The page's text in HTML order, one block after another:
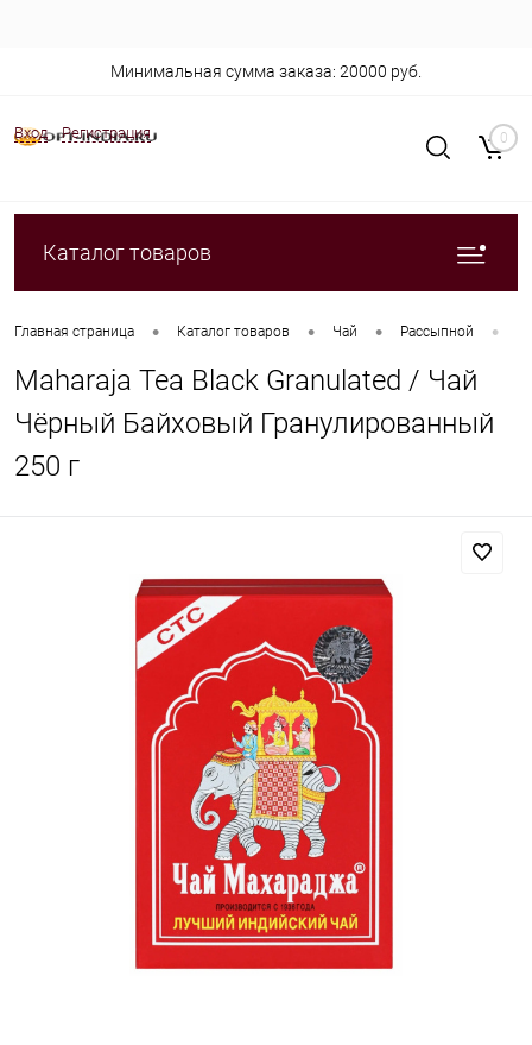
Вход Регистрация
Минимальная сумма заказа: 20000 руб.
0
Каталог товаров
Главная страница • Каталог товаров • Чай • Рассыпной •
Maharaja Tea Black Granulated / Чай
Чёрный Байховый Гранулированный
250 г